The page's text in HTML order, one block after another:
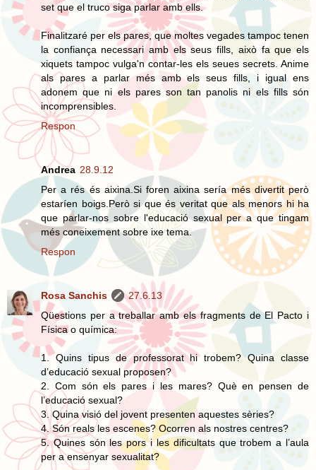
set que el truco siga parlar amb ells.
Finalitzaré per els pares, que moltes vegades tampoc tenen
la confiança necessari amb els seus fills, això fa que els
xiquets tampoc vulga'n contar-les els seues secrets. Anime
als pares a parlar més amb els seus fills, i igual ens
adonem que ni els pares son tan panolis ni els fills són
incomprensibles.
Respon
Andrea 28.9.12
Per a rés és aixina.Si foren aixina sería més divertit però
estaríen boigs.Però si que és veritat que als menors hi ha
que parlar-nos sobre l'educació sexual per a que tingam
més coneixement sobre ixe tema.
Respon
Rosa Sanchis
27.6.13
Qüestions per a treballar amb els fragments de El Pacto i
Física o química:
1. Quins tipus de professorat hi trobem? Quina classe
d’educació sexual proposen?
2. Com són els pares i les mares? Què en pensen de
l’educació sexual?
3. Quina visió del jovent presenten aquestes sèries?
4. Són reals les escenes? Ocorren als nostres centres?
5. Quines són les pors i les dificultats que trobem a l’aula
per a ensenyar sexualitat?